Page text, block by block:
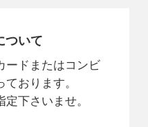
ついて
ードまたはコンビ
おります。
下さいませ。